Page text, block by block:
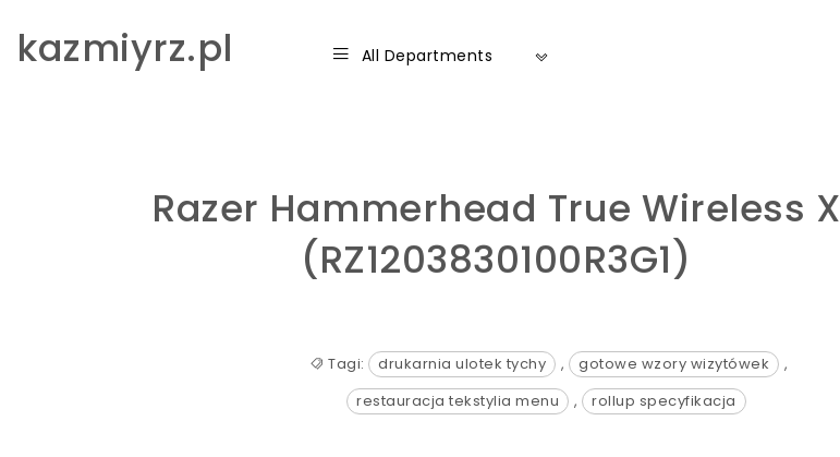
kazmiyrz.pl All Departments
Razer Hammerhead True Wireless X
(RZ1203830100R3G1)
Tagi: drukarnia ulotek tychy , gotowe wzory wizytówek
,
restauracja tekstylia menu
, rollup specyfikacja